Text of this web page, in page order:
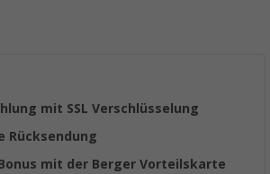
mit SSL Verschlüsselung
Rücksendung
mit der Berger Vorteilskarte